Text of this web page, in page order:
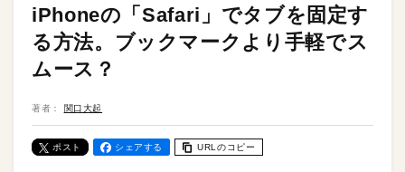
iPhoneの「Safari」でタブを固定す
る方法。ブックマークより手軽でス
ムース？
著者： 関口大起
ポスト シェアする URLのコピー